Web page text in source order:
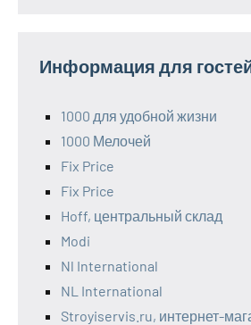
Информация для
1000 для удобной жизни
1000 Мелочей
Fix Price
Fix Price
Hoff, центральный склад
Modi
Nl International
NL International
Stroyiservis.ru, интернет-